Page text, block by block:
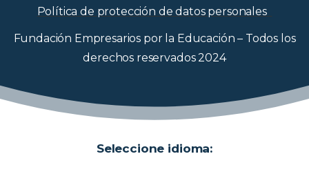
Política de protección de datos personales
Fundación Empresarios por la Educación – Todos los
derechos reservados 2024
Seleccione idioma: